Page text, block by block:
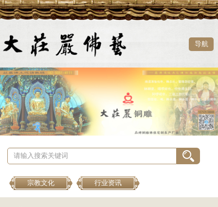
导航
宗教文化 行业资讯